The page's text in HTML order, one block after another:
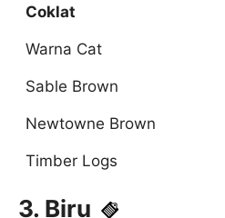
Coklat
Warna Cat
Sable Brown
Newtowne Brown
Timber Logs
3. Biru